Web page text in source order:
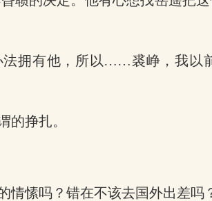
拥有他，所以……裘峥，我以
的挣扎。
愫吗？错在不该去国外出差吗